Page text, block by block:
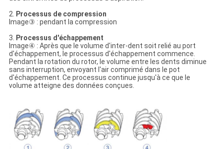
2. Processus de compression
Image③ : pendant la compression
3. Processus d'échappement
Image④ : Après que le volume d'inter-dent soit relié au port
d'échappement, le processus d'échappement commence.
Pendant la rotation du rotor, le volume entre les dents diminue
sans interruption, envoyant l'air comprimé dans le pot
d'échappement. Ce processus continue jusqu'à ce que le
volume atteigne des données conçues.